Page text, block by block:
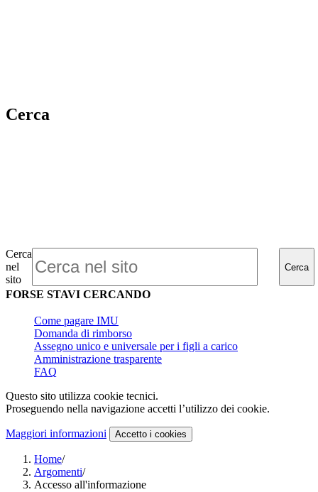
Cerca
Cerca
nel
sito
Cerca
FORSE STAVI CERCANDO
Come pagare IMU
Domanda di rimborso
Assegno unico e universale per i figli a carico
Amministrazione trasparente
FAQ
Questo sito utilizza cookie tecnici.
Proseguendo nella navigazione accetti l’utilizzo dei cookie.
Maggiori informazioni Accetto i cookies
Home/
Argomenti/
Accesso all'informazione